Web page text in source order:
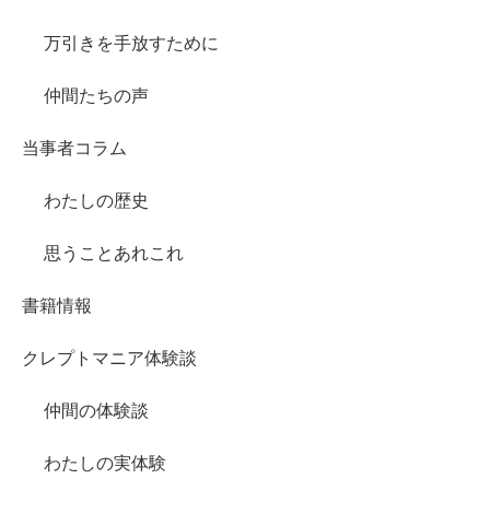
万引きを手放すために
仲間たちの声
当事者コラム
わたしの歴史
思うことあれこれ
書籍情報
クレプトマニア体験談
仲間の体験談
わたしの実体験